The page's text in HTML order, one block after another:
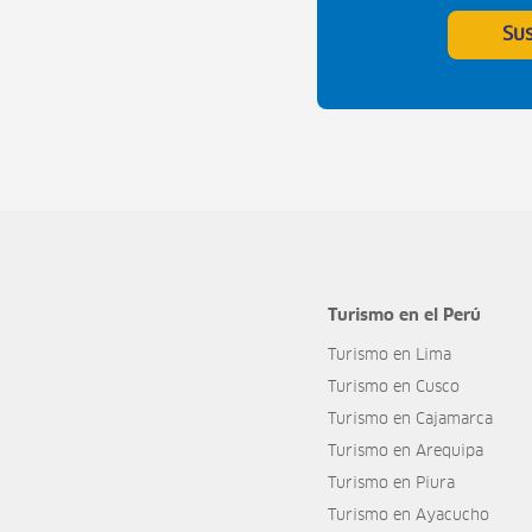
Turismo en el Perú
Turismo en Lima
Turismo en Cusco
Turismo en Cajamarca
Turismo en Arequipa
Turismo en Piura
Turismo en Ayacucho